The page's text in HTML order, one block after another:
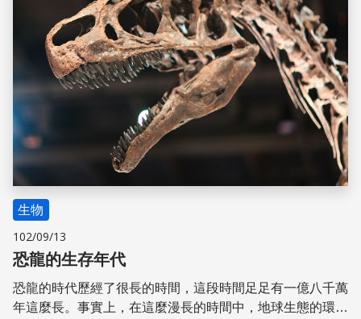
生物
102/09/13
恐龍的生存年代
恐龍的時代歷經了很長的時間，這段時間足足有一億八千萬
年這麼長。事實上，在這麼漫長的時間中，地球生態的環境